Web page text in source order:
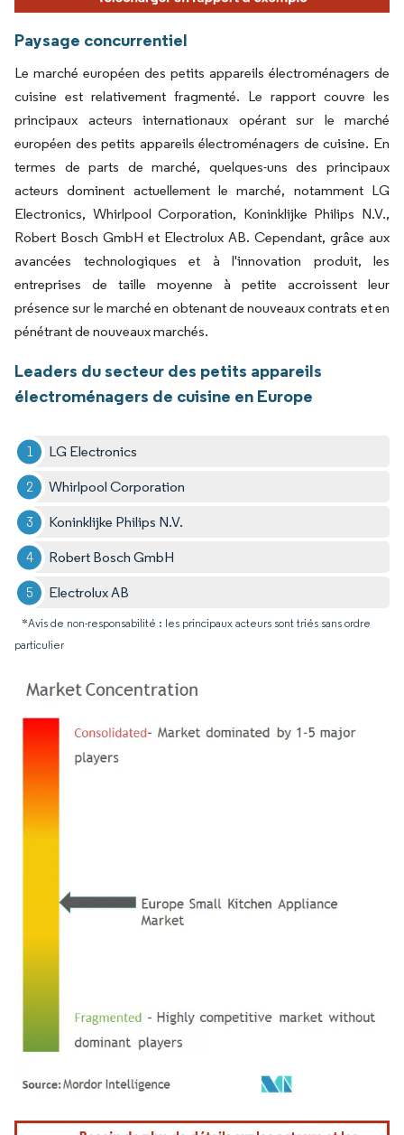
Paysage concurrentiel
Le marché européen des petits appareils électroménagers de
cuisine est relativement fragmenté. Le rapport couvre les
principaux acteurs internationaux opérant sur le marché
européen des petits appareils électroménagers de cuisine. En
termes de parts de marché, quelques-uns des principaux
acteurs dominent actuellement le marché, notamment LG
Electronics, Whirlpool Corporation, Koninklijke Philips N.V.,
Robert Bosch GmbH et Electrolux AB. Cependant, grâce aux
avancées technologiques et à l'innovation produit, les
entreprises de taille moyenne à petite accroissent leur
présence sur le marché en obtenant de nouveaux contrats et en
pénétrant de nouveaux marchés.
Leaders du secteur des petits appareils
électroménagers de cuisine en Europe
LG Electronics
Whirlpool Corporation
Koninklijke Philips N.V.
Robert Bosch GmbH
Electrolux AB
*Avis de non-responsabilité : les principaux acteurs sont triés sans ordre
particulier
Image © Mordor Intelligence. La réutilisation nécessite une attribution sous CC BY